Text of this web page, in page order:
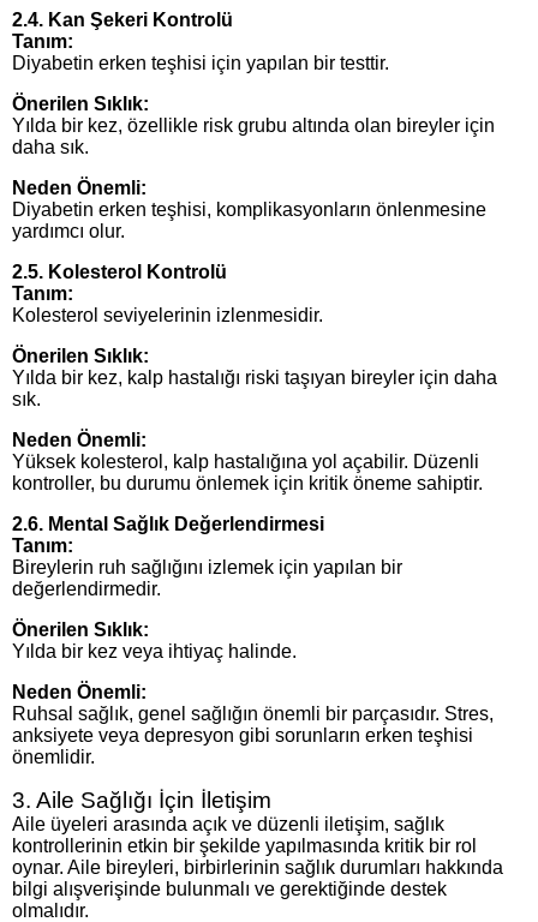
2.4. Kan Şekeri Kontrolü
Tanım:
Diyabetin erken teşhisi için yapılan bir testtir.
Önerilen Sıklık:
Yılda bir kez, özellikle risk grubu altında olan bireyler için
daha sık.
Neden Önemli:
Diyabetin erken teşhisi, komplikasyonların önlenmesine
yardımcı olur.
2.5. Kolesterol Kontrolü
Tanım:
Kolesterol seviyelerinin izlenmesidir.
Önerilen Sıklık:
Yılda bir kez, kalp hastalığı riski taşıyan bireyler için daha
sık.
Neden Önemli:
Yüksek kolesterol, kalp hastalığına yol açabilir. Düzenli
kontroller, bu durumu önlemek için kritik öneme sahiptir.
2.6. Mental Sağlık Değerlendirmesi
Tanım:
Bireylerin ruh sağlığını izlemek için yapılan bir
değerlendirmedir.
Önerilen Sıklık:
Yılda bir kez veya ihtiyaç halinde.
Neden Önemli:
Ruhsal sağlık, genel sağlığın önemli bir parçasıdır. Stres,
anksiyete veya depresyon gibi sorunların erken teşhisi
önemlidir.
3. Aile Sağlığı İçin İletişim
Aile üyeleri arasında açık ve düzenli iletişim, sağlık
kontrollerinin etkin bir şekilde yapılmasında kritik bir rol
oynar. Aile bireyleri, birbirlerinin sağlık durumları hakkında
bilgi alışverişinde bulunmalı ve gerektiğinde destek
olmalıdır.